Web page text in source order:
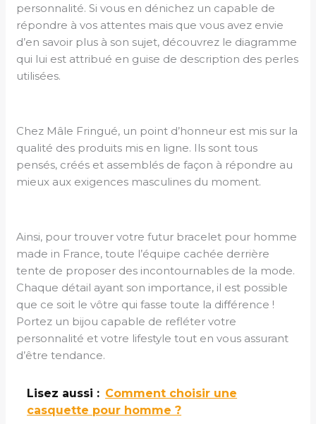
personnalité. Si vous en dénichez un capable de
répondre à vos attentes mais que vous avez envie
d’en savoir plus à son sujet, découvrez le diagramme
qui lui est attribué en guise de description des perles
utilisées.
Chez Mâle Fringué, un point d’honneur est mis sur la
qualité des produits mis en ligne. Ils sont tous
pensés, créés et assemblés de façon à répondre au
mieux aux exigences masculines du moment.
Ainsi, pour trouver votre futur bracelet pour homme
made in France, toute l’équipe cachée derrière
tente de proposer des incontournables de la mode.
Chaque détail ayant son importance, il est possible
que ce soit le vôtre qui fasse toute la différence !
Portez un bijou capable de refléter votre
personnalité et votre lifestyle tout en vous assurant
d’être tendance.
Lisez aussi : Comment choisir une
casquette pour homme ?